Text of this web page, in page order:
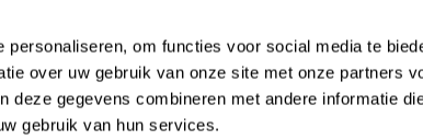
om functies voor social media te
over uw gebruik van onze site met onze partners
deze gegevens combineren met andere informatie
gebruik van hun services.